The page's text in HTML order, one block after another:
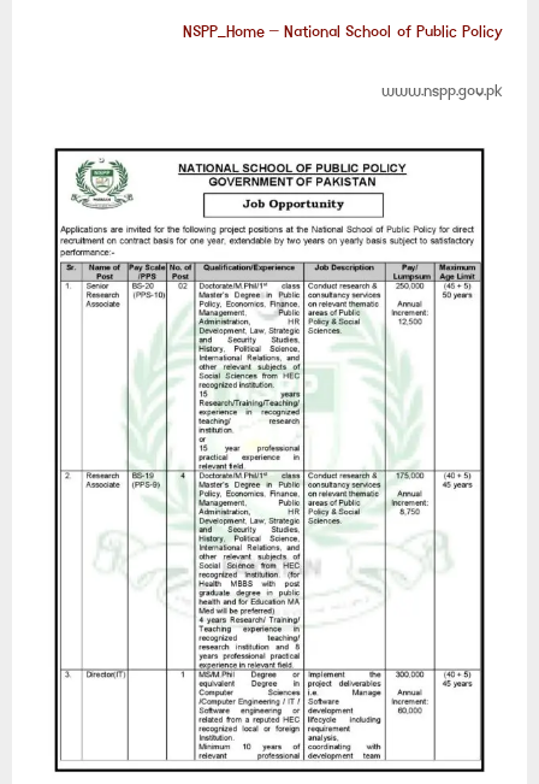
NSPP_Home – National School of Public Policy
www.nspp.gov.pk